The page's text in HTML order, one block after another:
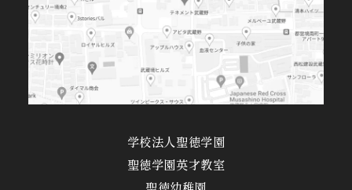
学校法人聖徳学園
聖徳学園英才教室